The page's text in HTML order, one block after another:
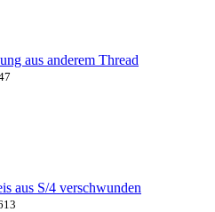
aus anderem Thread
aus S/4 verschwunden